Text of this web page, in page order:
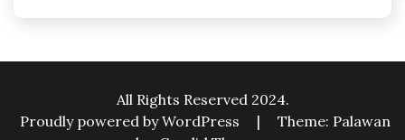
All Rights Reserved 2024.
Proudly powered by WordPress
|
Theme: Palawan